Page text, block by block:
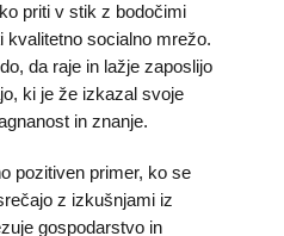
priti v stik z bodočimi
kvalitetno socialno mrežo.
da raje in lažje zaposlijo
ki je že izkazal svoje
in znanje.
pozitiven primer, ko se
z izkušnjami iz
gospodarstvo in